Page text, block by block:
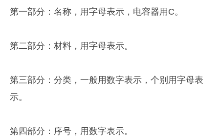
第一部分：名称，用字母表示，电容器用C。
第二部分：材料，用字母表示。
第三部分：分类，一般用数字表示，个别用字母表
示。
第四部分：序号，用数字表示。